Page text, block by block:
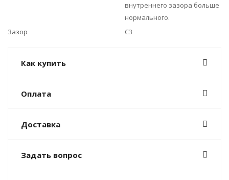
внутреннего зазора больше
нормального.
Зазор
C3
Как купить
Оплата
Доставка
Задать вопрос